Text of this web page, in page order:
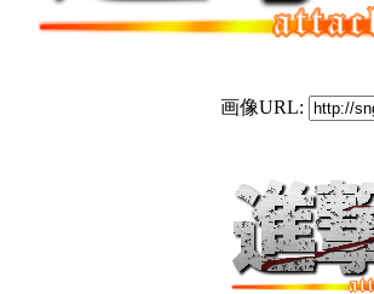
画像URL: